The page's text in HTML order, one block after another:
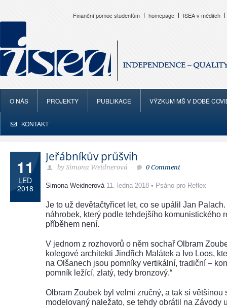
Finanční pomoc studentům homepage ISEA v médiích
O NÁS PROJEKTY PUBLIKACE VÝZKUM MŠ V DOBĚ
KONTAKT
11
LED
2018
Jeřábníkův průšvih
by Simona Weidnerová 0 Comment
Simona Weidnerová 11. ledna 2018 • Psáno pro Reflex
Je to už devětačtyřicet let, co se upálil Jan
náhrobek, který podle tehdejšího komunistického
příběhem není.
V jednom z rozhovorů o něm sochař Olbram
kolegové architekti Jindřich Malátek a Ivo Loos,
na Olšanech jsou pomníky vertikální, tradiční –
pomník ležící, zlatý, tedy bronzový.“
Olbram Zoubek byl velmi zručný, a tak si
modelovaný naležato, se tehdy obrátil na